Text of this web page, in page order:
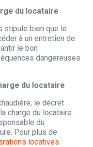
du locataire
stipule bien que le
à un entretien de
le bon
dangereuses
du locataire
le décret
charge du locataire.
du
Pour plus de
locatives.